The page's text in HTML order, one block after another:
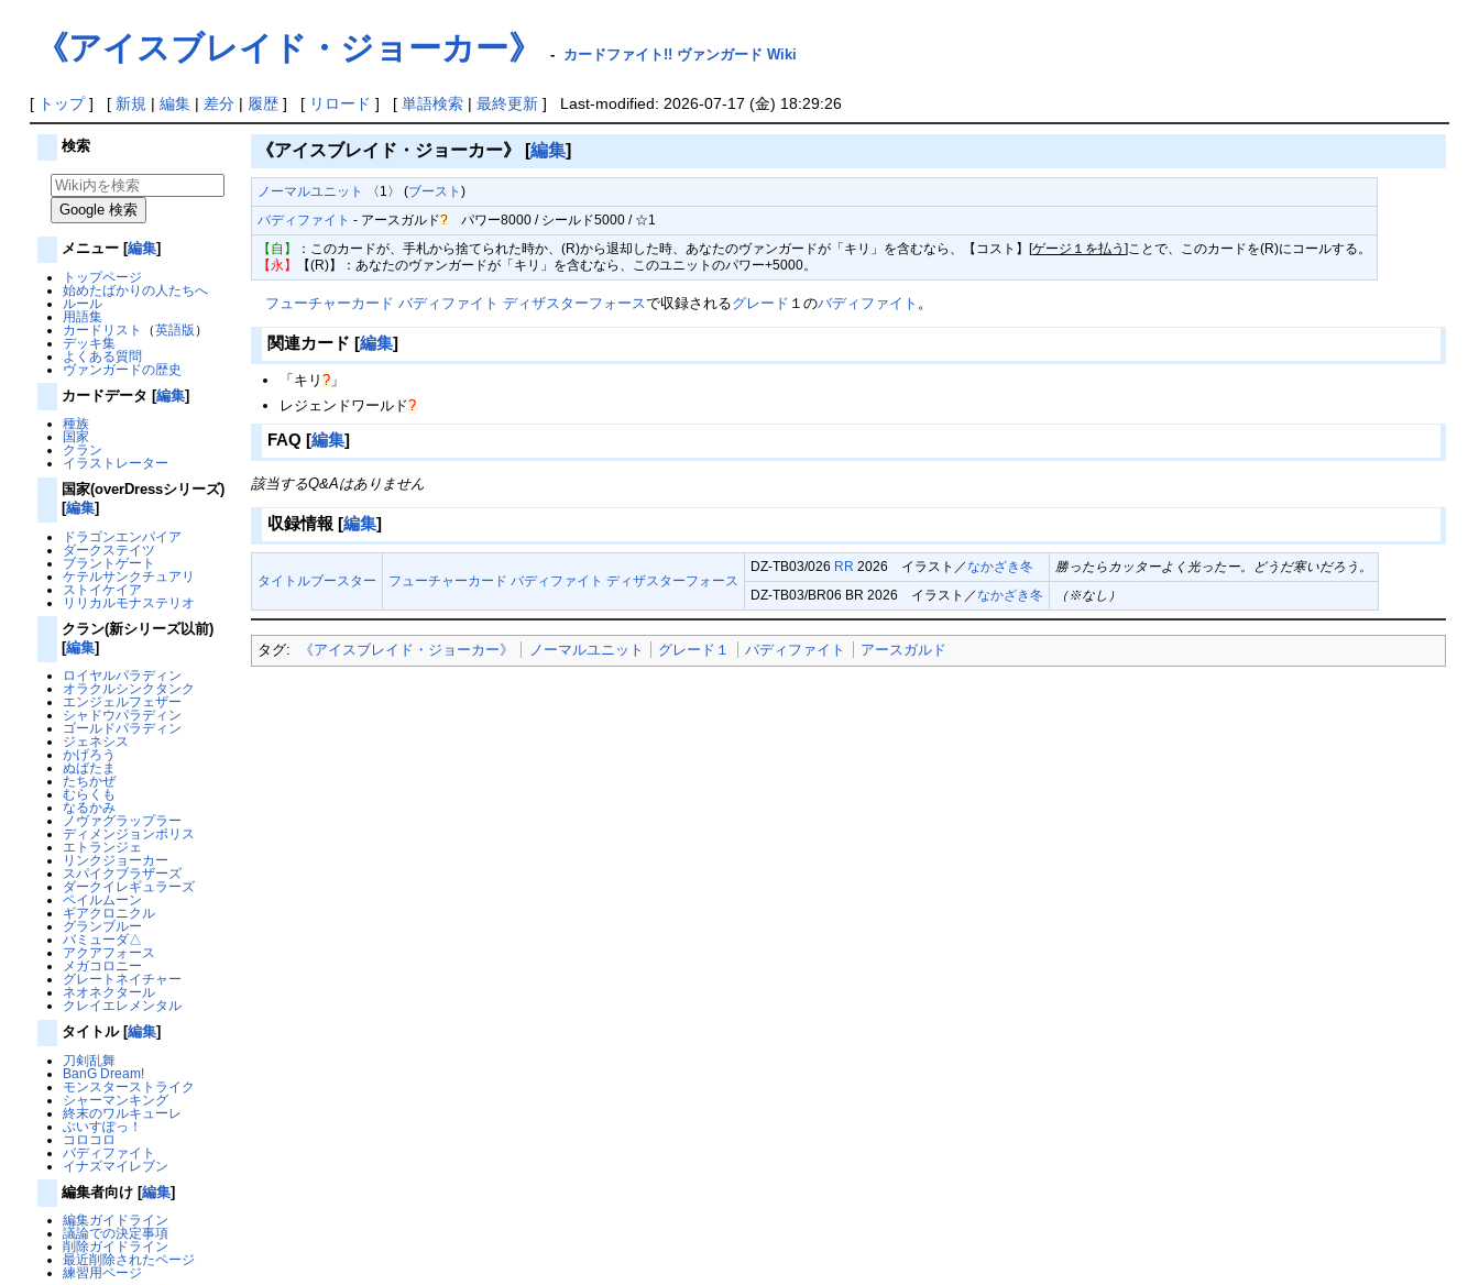
《アイスブレイド・ジョーカー》 - カードファイト!! ヴァンガード Wiki
[ トップ] [ 新規 | 編集| 差分| 履歴] [ リロード ] [ 単語検索| 最終更新] Last-modified: 2026-07-17 (金) 18:29:26
検索
メニュー [編集]
トップページ
始めたばかりの人たちへ
ルール
用語集
カードリスト
（英語版 ）
デッキ集
よくある質問
ヴァンガードの歴史
カードデータ [編集]
種族
国家
クラン
イラストレーター
国家(overDressシリーズ)
[編集]
ドラゴンエンパイア
ダークステイツ
ブラントゲート
ケテルサンクチュアリ
ストイケイア
リリカルモナステリオ
クラン(新シリーズ以前)
[編集]
ロイヤルパラディン
オラクルシンクタンク
エンジェルフェザー
シャドウパラディン
ゴールドパラディン
ジェネシス
かげろう
ぬばたま
たちかぜ
むらくも
なるかみ
ノヴァグラップラー
ディメンジョンポリス
エトランジェ
リンクジョーカー
スパイクブラザーズ
ダークイレギュラーズ
ペイルムーン
ギアクロニクル
グランブルー
バミューダ△
アクアフォース
メガコロニー
グレートネイチャー
ネオネクタール
クレイエレメンタル
タイトル [編集]
刀剣乱舞
BanG Dream!
モンスターストライク
シャーマンキング
終末のワルキューレ
ぶいすぽっ！
コロコロ
バディファイト
イナズマイレブン
編集者向け [編集]
編集ガイドライン
議論での決定事項
削除ガイドライン
最近削除されたページ
練習用ページ
《アイスブレイド・ジョーカー》 [編集]
ノーマルユニット 〈1〉 (ブースト)
バディファイト - アースガルド? パワー8000 / シールド5000 / ☆1
【自】
：このカードが、手札から捨てられた時か、(R)から退却した時、あなたのヴァンガードが「キリ」を含むなら、【コスト】[ゲージ１を払う]ことで、このカードを(R)にコールする。
【永】
【(R)】：あなたのヴァンガードが「キリ」を含むなら、このユニットのパワー+5000。
フューチャーカード バディファイト ディザスターフォースで収録されるグレード １のバディファイト 。
関連カード [編集]
「 キリ? 」
レジェンドワールド?
FAQ [編集]
該当するQ&Aはありません
収録情報 [編集]
タイトルブースター フューチャーカード バディファイト ディザスターフォース
DZ-TB03/026 RR 2026 イラスト／なかざき冬
勝ったらカッターよく光ったー。どうだ寒いだろう。
DZ-TB03/BR06 BR 2026 イラスト／なかざき冬 （※なし）
タグ: 《アイスブレイド・ジョーカー》 ノーマルユニット グレード１ バディファイト アースガルド